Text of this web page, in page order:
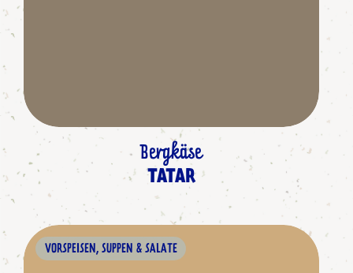
Bergkäse
TATAR
VORSPEISEN, SUPPEN & SALATE